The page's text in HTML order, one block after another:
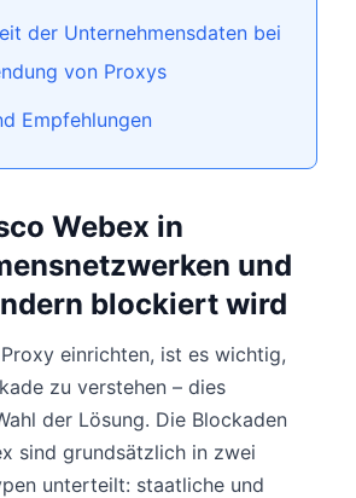
der Unternehmensdaten bei
von Proxys
Empfehlungen
Webex in
und
blockiert wird
einrichten, ist es wichtig,
zu verstehen – dies
der Lösung. Die Blockaden
sind grundsätzlich in zwei
unterteilt: staatliche und